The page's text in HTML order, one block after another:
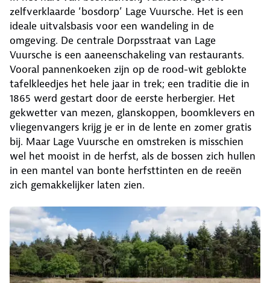
zelfverklaarde ‘bosdorp’ Lage Vuursche. Het is een
ideale uitvalsbasis voor een wandeling in de
omgeving. De centrale Dorpsstraat van Lage
Vuursche is een aaneenschakeling van restaurants.
Vooral pannenkoeken zijn op de rood-wit geblokte
tafelkleedjes het hele jaar in trek; een traditie die in
1865 werd gestart door de eerste herbergier. Het
gekwetter van mezen, glanskoppen, boomklevers en
vliegenvangers krijg je er in de lente en zomer gratis
bij. Maar Lage Vuursche en omstreken is misschien
wel het mooist in de herfst, als de bossen zich hullen
in een mantel van bonte herfsttinten en de reeën
zich gemakkelijker laten zien.